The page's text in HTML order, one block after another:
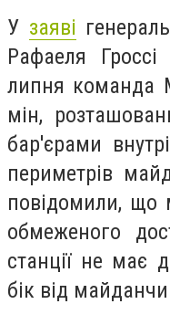
У заяві
Рафаеля
липня команда
мін,
бар'єрами
периметрів
повідомили, що
обмеженого
станції не має
бік від